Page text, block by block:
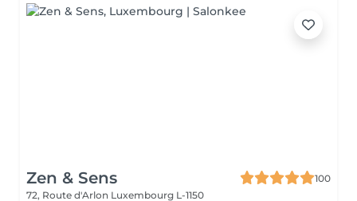
Zen & Sens
100
72, Route d'Arlon Luxembourg L-1150